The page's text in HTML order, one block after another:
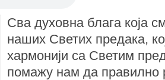
Сва духовна блага која
наших Светих предака,
хармонији са Светим
помажу нам да правилно